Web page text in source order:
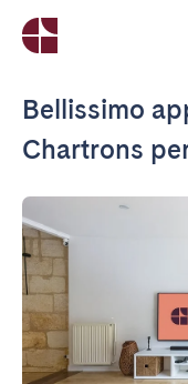
Bellissimo
Chartrons